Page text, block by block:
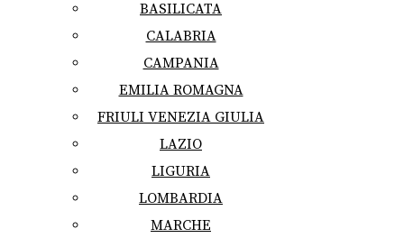
BASILICATA
CALABRIA
CAMPANIA
EMILIA ROMAGNA
FRIULI VENEZIA GIULIA
LAZIO
LIGURIA
LOMBARDIA
MARCHE